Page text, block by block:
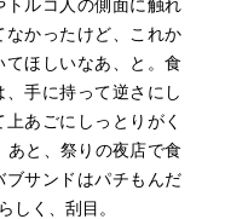
ルコ人の側面に触れ
なかったけど、これか
ほしいなあ、と。食
手に持って逆さにし
あごにしっとりがく
あと、祭りの夜店で食
サンドはパチもんだ
しく、刮目。